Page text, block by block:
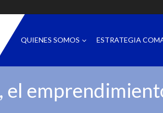
QUIENES SOMOS ESTRATEGIA
el